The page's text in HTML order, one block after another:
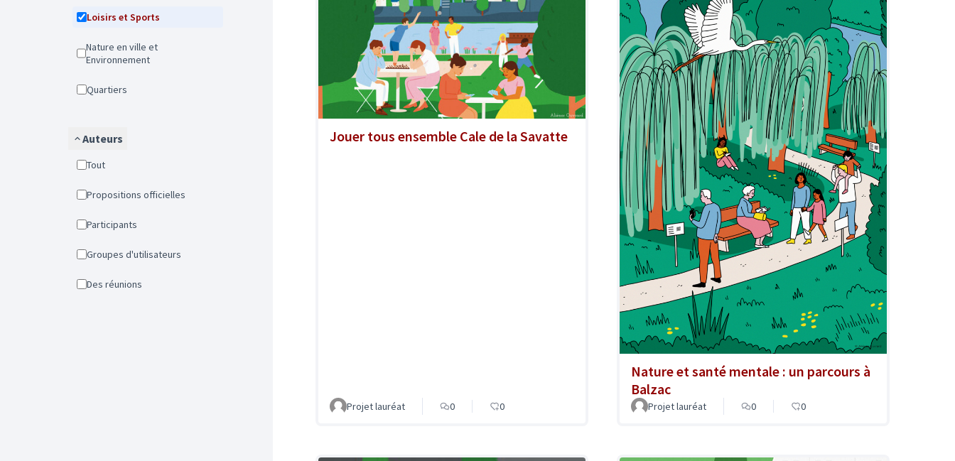
Loisirs et Sports
Nature en ville et
Environnement
Quartiers
Auteurs
Tout
Propositions officielles
Participants
Groupes d'utilisateurs
Des réunions
Jouer tous ensemble Cale de la Savatte
Projet lauréat 0 0
Nature et santé mentale : un parcours à
Balzac
Projet lauréat 0 0